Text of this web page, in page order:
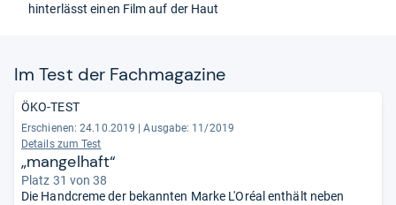
hinterlässt einen Film auf der Haut
Im Test der Fach­ma­ga­zine
ÖKO-TEST
Erschienen: 24.10.2019
Ausgabe: 11/2019
Details zum Test
„mangelhaft“
Platz 31 von 38
Die Handcreme der bekannten Marke L'Oréal enthält neben